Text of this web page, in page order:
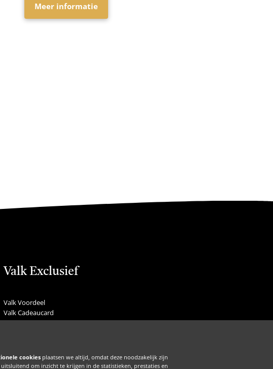
cookies plaatsen we altijd, omdat deze noodzakelijk zijn
om inzicht te krijgen in de statistieken, prestaties en
Meer informatie
Valk Exclusief
Valk Voordeel
Valk Cadeaucard
Valk Suites
Valk Voor Thuis
Valk Exclusief Zakelijk